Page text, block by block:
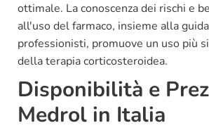
ottimale. La conoscenza dei rischi e
all'uso del farmaco, insieme alla
professionisti, promuove un uso più
della terapia corticosteroidea.
Disponibilità e
Medrol in Italia